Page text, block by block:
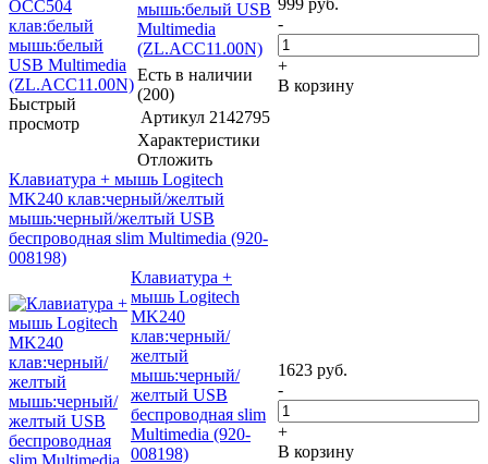
Быстрый
просмотр
мышь:белый USB
Multimedia
(ZL.ACC11.00N)
Есть в наличии
(200)
Артикул 2142795
Характеристики
Отложить
-
+
В корзину
Клавиатура + мышь Logitech
MK240 клав:черный/желтый
мышь:черный/желтый USB
беспроводная slim Multimedia (920-
008198)
Клавиатура +
мышь Logitech
MK240
клав:черный/
желтый
мышь:черный/
желтый USB
беспроводная slim
Multimedia (920-
008198)
1623 руб.
-
+
В корзину